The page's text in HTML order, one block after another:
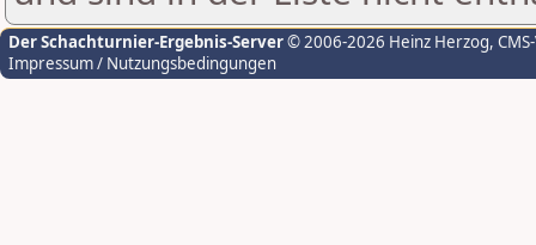
Der Schachturnier-Ergebnis-Server© 2006-2026 Heinz Herzog,
Impressum / Nutzungsbedingungen